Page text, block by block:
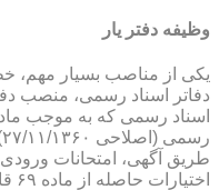
وظیفه دفتر یار
یكی از مناصب بسیار مهم،
دفاتر اسناد رسمی، منصب
طریق آگهی، امتحانات ورودی